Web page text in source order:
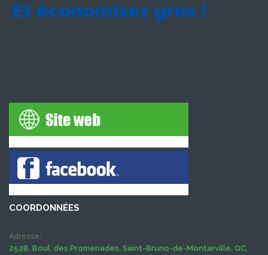
COORDONNÉES
Adresse:
252B, Boul. des Promenades, Saint-Bruno-de-Montarville, QC,